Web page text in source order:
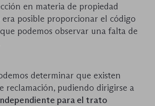
en materia de propiedad
posible proporcionar el código
podemos observar una falta de
determinar que existen
reclamación, pudiendo dirigirse a
para el trato